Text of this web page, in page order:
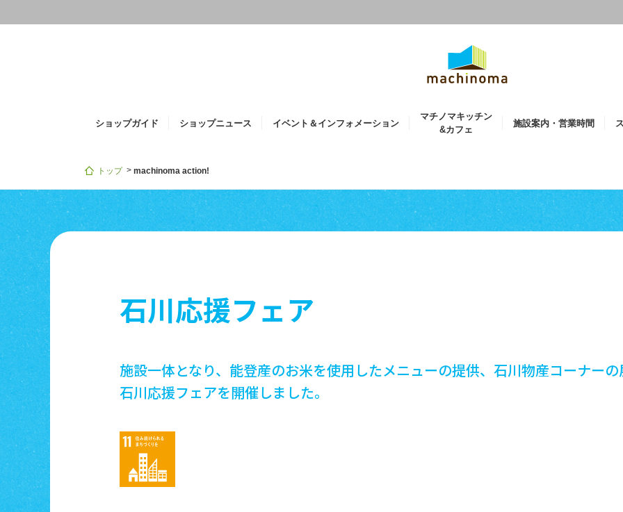
ショップガイド ショップニュース イベント＆インフォメーション
マチノマキッチン
&カフェ
施設案内・営業時間
トップ machinoma action!
石川応援フェア
施設一体となり、能登産のお米を使用したメニューの提供、石川物産コーナー
石川応援フェアを開催しました。